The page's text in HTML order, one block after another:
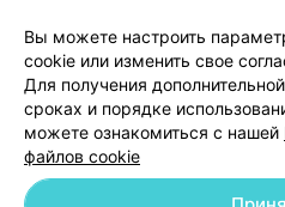
Обработка
Вы можете настроить
cookie или изменить свое
Для получения
сроках и порядке
можете ознакомиться с нашей
файлов cookie